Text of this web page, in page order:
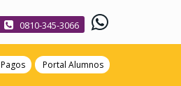
0810-345-3066
Pagos Portal Alumnos